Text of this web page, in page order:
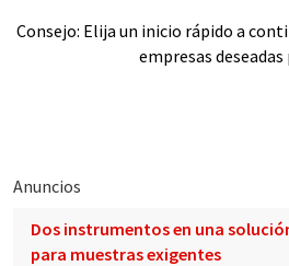
Consejo: Elija un inicio rápido a
empresas
Anuncios
Dos instrumentos en una
para muestras exigentes